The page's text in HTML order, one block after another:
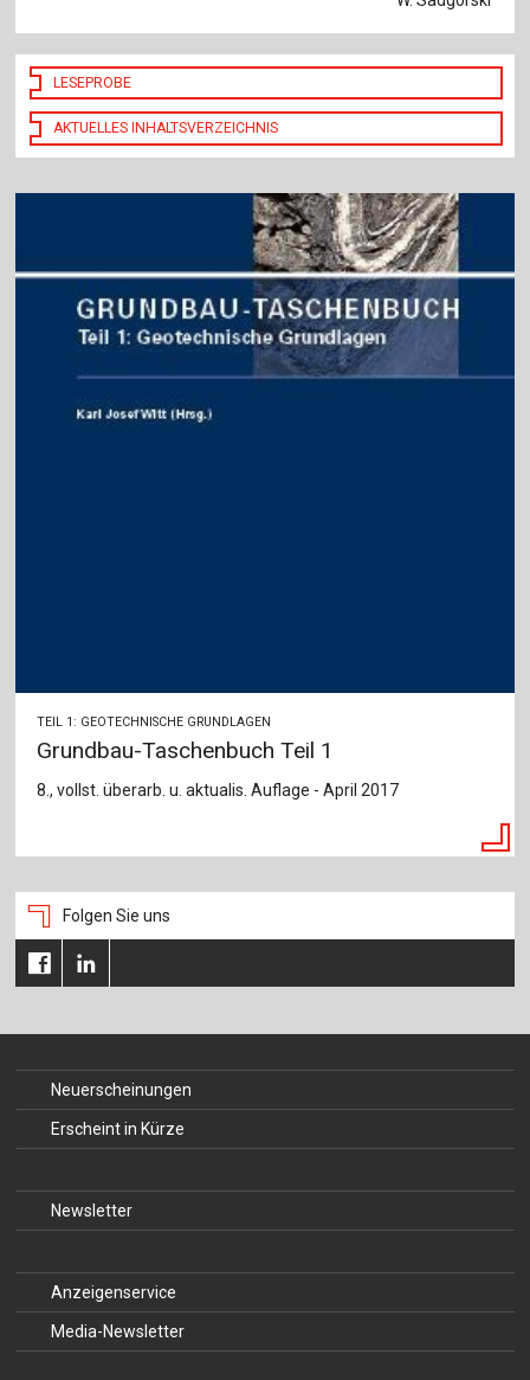
LESEPROBE
AKTUELLES INHALTSVERZEICHNIS
TEIL 1: GEOTECHNISCHE GRUNDLAGEN
Grundbau-Taschenbuch Teil 1
8., vollst. überarb. u. aktualis. Auflage - April 2017
Folgen Sie uns
Neuerscheinungen
Erscheint in Kürze
Newsletter
Anzeigenservice
Media-Newsletter